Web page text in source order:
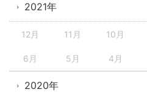
2021年
12月 11月 10月
6月 5月 4月
2020年